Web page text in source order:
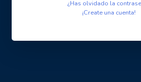
¿Has olvidado la
¡Create una cuenta!